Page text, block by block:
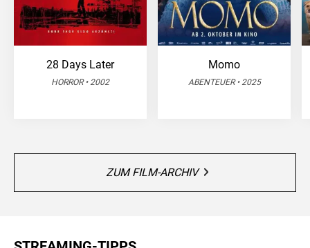
28 Days Later
HORROR • 2002
Momo
ABENTEUER • 2025
ZUM FILM-ARCHIV